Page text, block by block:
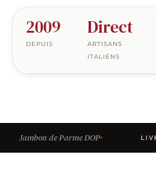
2009
DEPUIS
Direct
ARTISANS
ITALIENS
Jambon de Parme DOP